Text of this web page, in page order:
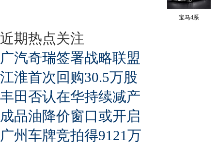
宝马4系
近期热点关注
广汽奇瑞签署战略联盟
江淮首次回购30.5万股
丰田否认在华持续减产
成品油降价窗口或开启
广州车牌竞拍得9121万